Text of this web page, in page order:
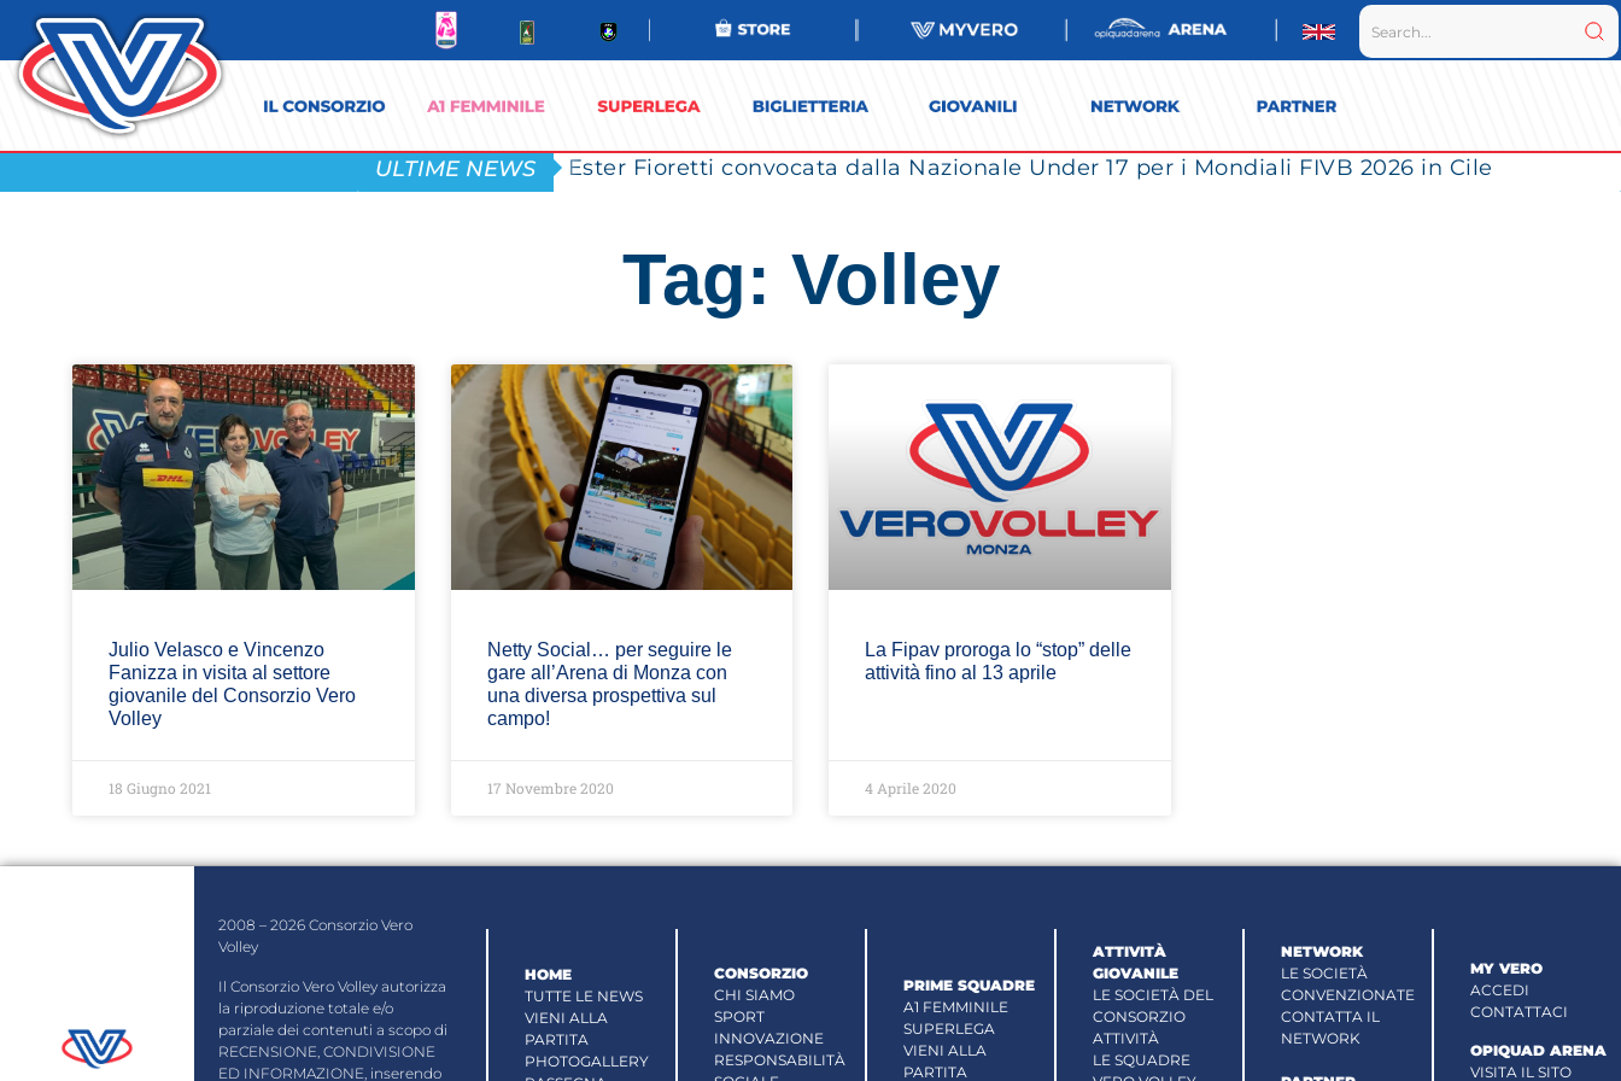
ULTIME NEWS Ester Fioretti convocata dalla Nazionale Under 17 per i Mondiali FIVB 2026 in Cile
Tag: Volley
Julio Velasco e Vincenzo
Fanizza in visita al settore
giovanile del Consorzio Vero
Volley
18 Giugno 2021
Netty Social… per seguire le
gare all’Arena di Monza con
una diversa prospettiva sul
campo!
17 Novembre 2020
La Fipav proroga lo “stop” delle
attività fino al 13 aprile
4 Aprile 2020
2008 – 2026 Consorzio Vero
Volley
Il Consorzio Vero Volley autorizza
la riproduzione totale e/o
parziale dei contenuti a scopo di
RECENSIONE, CONDIVISIONE
ED INFORMAZIONE, inserendo
HOME
TUTTE LE NEWS
VIENI ALLA
PARTITA
PHOTOGALLERY
CONSORZIO
CHI SIAMO
SPORT
INNOVAZIONE
RESPONSABILITÀ
PRIME SQUADRE
A1 FEMMINILE
SUPERLEGA
VIENI ALLA
PARTITA
ATTIVITÀ
GIOVANILE
LE SOCIETÀ DEL
CONSORZIO
ATTIVITÀ
LE SQUADRE
NETWORK
LE SOCIETÀ
CONVENZIONATE
CONTATTA IL
NETWORK
MY VERO
ACCEDI
CONTATTACI
OPIQUAD ARENA
VISITA IL SITO